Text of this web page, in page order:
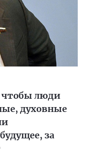
чтобы люди
духовные
за